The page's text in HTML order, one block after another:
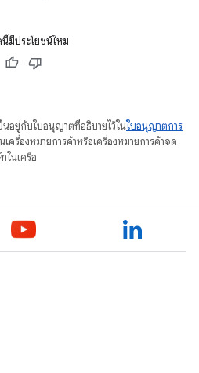
มีประโยชน์ไหม
นอยู่กับใบอนุญาตที่อธิบายไว้ในใบอนุญาตการ
ครื่องหมายการค้าหรือเครื่องหมายการค้าจด
ในเครือ